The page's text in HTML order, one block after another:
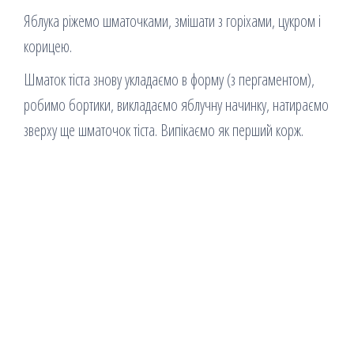
Яблука ріжемо шматочками, змішати з горіхами, цукром і
корицею.
Шматок тіста знову укладаємо в форму (з пергаментом),
робимо бортики, викладаємо яблучну начинку, натираємо
зверху ще шматочок тіста. Випікаємо як перший корж.